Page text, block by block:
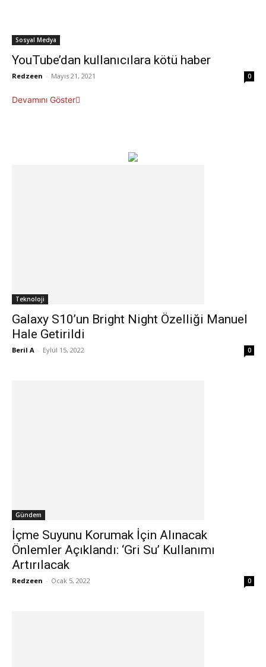
Sosyal Medya
YouTube’dan kullanıcılara kötü haber
Redzeen - Mayıs 21, 2021 0
Devamını Göster
Teknoloji
Galaxy S10’un Bright Night Özelliği Manuel
Hale Getirildi
Beril A - Eylül 15, 2022 0
Gündem
İçme Suyunu Korumak İçin Alınacak
Önlemler Açıklandı: ‘Gri Su’ Kullanımı
Artırılacak
Redzeen - Ocak 5, 2022 0